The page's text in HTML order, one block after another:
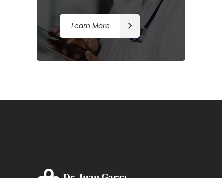
Learn More